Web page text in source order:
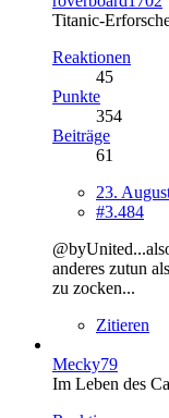
Titanic-
Reaktionen
45
Punkte
354
Beiträge
61
23.
#3.484
anderes zutun
zu zocken...
Zitieren
Mecky79
Im Leben des